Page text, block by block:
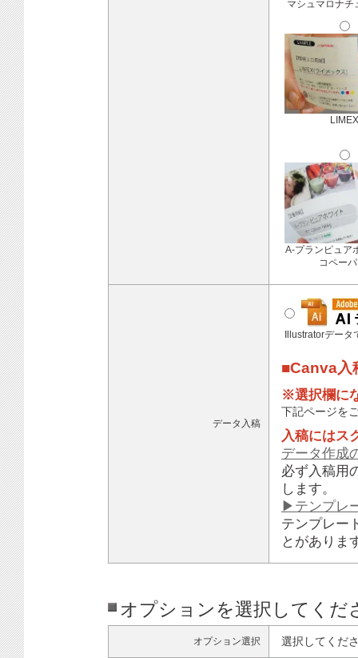
マシュマロナチ
A-プランピュア
コペー
データ入稿
Illustratorデータ
■Canva入
※選択欄に
下記ページを
入稿にはス
データ作成
必ず入稿用
します。
▶テンプレ
テンプレー
とがありま
オプションを選択してくだ
オプション選択 選択してくだ